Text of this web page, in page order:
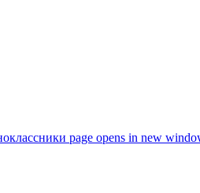
page opens in new